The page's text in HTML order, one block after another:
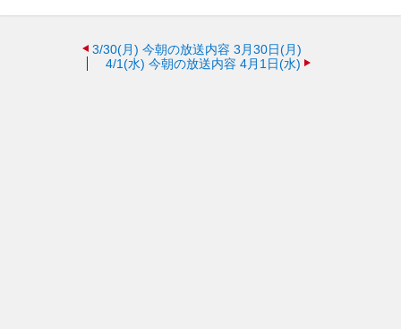
3/30(月) 今朝の放送内容 3月30日(月)
4/1(水) 今朝の放送内容 4月1日(水)